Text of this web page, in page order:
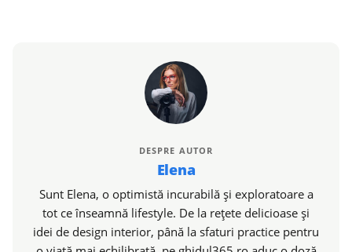
DESPRE AUTOR
Elena
Sunt Elena, o optimistă incurabilă și exploratoare a
tot ce înseamnă lifestyle. De la rețete delicioase și
idei de design interior, până la sfaturi practice pentru